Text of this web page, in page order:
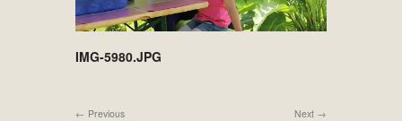
IMG-5980.JPG
Next
Previous